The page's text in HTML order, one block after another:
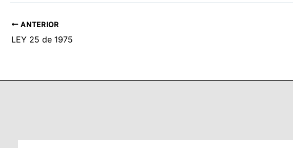
ANTERIOR
LEY 25 de 1975